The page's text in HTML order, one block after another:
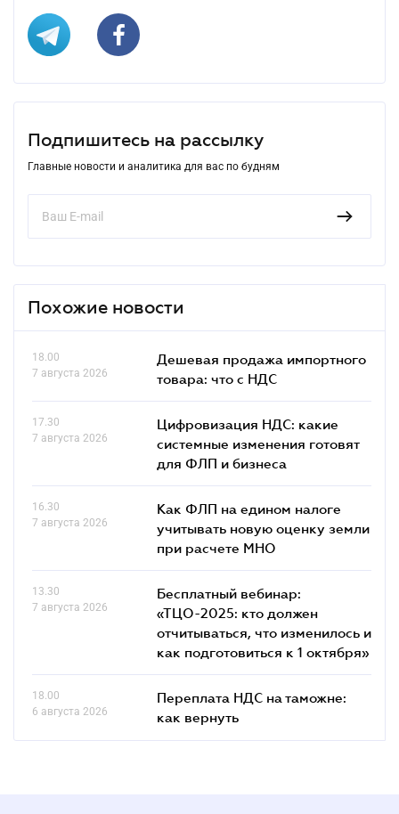
Подпишитесь на рассылку
Главные новости и аналитика для вас по будням
Похожие новости
18.00
7 августа 2026
Дешевая продажа импортного
товара: что c НДС
17.30
7 августа 2026
Цифровизация НДС: какие
системные изменения готовят
для ФЛП и бизнеса
16.30
7 августа 2026
Как ФЛП на едином налоге
учитывать новую оценку земли
при расчете МНО
13.30
7 августа 2026
Бесплатный вебинар:
«ТЦО-2025: кто должен
отчитываться, что изменилось и
как подготовиться к 1 октября»
18.00
6 августа 2026
Переплата НДС на таможне:
как вернуть